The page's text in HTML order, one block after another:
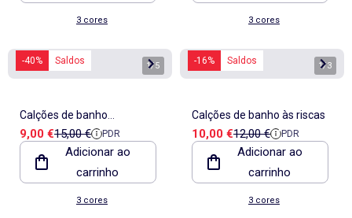
3 cores 3 cores
-40% Saldos 1/5
Calções de banho
estampados
Preço de venda
9,00 €Preço de referência
15,00 € PDR
Adicionar ao
carrinho
3 cores
-16% Saldos 1/3
Calções de banho às riscas
Preço de venda
10,00 €Preço de referência
12,00 € PDR
Adicionar ao
carrinho
3 cores